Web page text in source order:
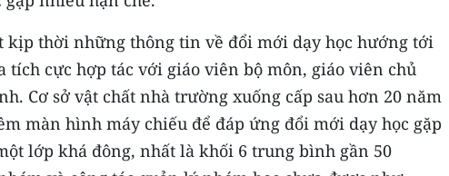
kịp thời những thông tin về đổi mới dạy học hướng tới
tích cực hợp tác với giáo viên bộ môn, giáo viên chủ
Cơ sở vật chất nhà trường xuống cấp sau hơn 20 năm
màn hình máy chiếu để đáp ứng đổi mới dạy học gặp
lớp khá đông, nhất là khối 6 trung bình gần 50